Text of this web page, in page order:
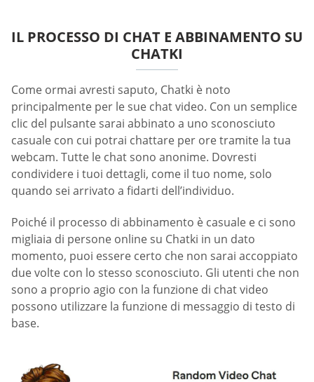
IL PROCESSO DI CHAT E ABBINAMENTO SU
CHATKI
Come ormai avresti saputo, Chatki è noto
principalmente per le sue chat video. Con un semplice
clic del pulsante sarai abbinato a uno sconosciuto
casuale con cui potrai chattare per ore tramite la tua
webcam. Tutte le chat sono anonime. Dovresti
condividere i tuoi dettagli, come il tuo nome, solo
quando sei arrivato a fidarti dell’individuo.
Poiché il processo di abbinamento è casuale e ci sono
migliaia di persone online su Chatki in un dato
momento, puoi essere certo che non sarai accoppiato
due volte con lo stesso sconosciuto. Gli utenti che non
sono a proprio agio con la funzione di chat video
possono utilizzare la funzione di messaggio di testo di
base.